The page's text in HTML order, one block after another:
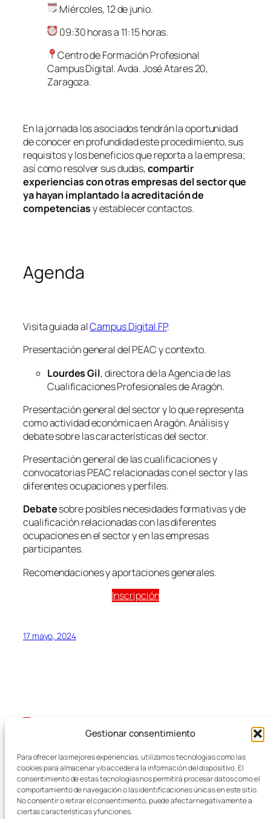
Gestionar consentimiento
Para ofrecer las mejores experiencias, utilizamos tecnologías como las
cookies para almacenar y/o acceder a la información del dispositivo. El
consentimiento de estas tecnologías nos permitirá procesar datos como el
comportamiento de navegación o las identificaciones únicas en este sitio.
No consentir o retirar el consentimiento, puede afectar negativamente a
ciertas características y funciones.
Miércoles, 12 de junio.
09:30 horas a 11:15 horas.
Centro de Formación Profesional
Campus Digital. Avda. José Atares 20,
Zaragoza.
En la jornada los asociados tendrán la oportunidad
de conocer en profundidad este procedimiento, sus
requisitos y los beneficios que reporta a la empresa;
así como resolver sus dudas,compartir
experiencias con otras empresas del sector que
ya hayan implantado la acreditación de
competenciasy establecer contactos.
Agenda
Visita guiada alCampus Digital FP.
Presentación general del PEAC y contexto.
Lourdes Gil, directora de la Agencia de las
Cualificaciones Profesionales de Aragón.
Presentación general del sector y lo que representa
como actividad económica en Aragón. Análisis y
debate sobre las características del sector.
Presentación general de las cualificaciones y
convocatorias PEAC relacionadas con el sector y las
diferentes ocupaciones y perfiles.
Debatesobre posibles necesidades formativas y de
cualificación relacionadas con las diferentes
ocupaciones en el sector y en las empresas
participantes.
Recomendaciones y aportaciones generales.
Inscripción
17 mayo, 2024
FEMZ
Empresas del Metal
Blog
Acerca de
FAQs
Autores
Eventos
Tienda
Patrones
Temas